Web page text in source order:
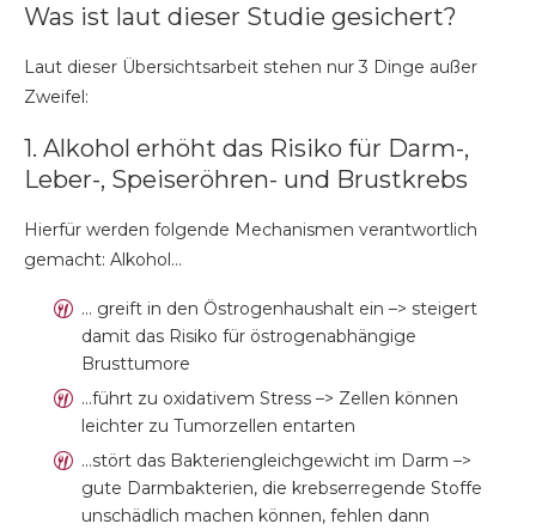
Was ist laut dieser Studie gesichert?
Laut dieser Übersichtsarbeit stehen nur 3 Dinge außer
Zweifel:
1. Alkohol erhöht das Risiko für Darm-,
Leber-, Speiseröhren- und Brustkrebs
Hierfür werden folgende Mechanismen verantwortlich
gemacht: Alkohol…
… greift in den Östrogenhaushalt ein –> steigert
damit das Risiko für östrogenabhängige
Brusttumore
…führt zu oxidativem Stress –> Zellen können
leichter zu Tumorzellen entarten
…stört das Bakteriengleichgewicht im Darm –>
gute Darmbakterien, die krebserregende Stoffe
unschädlich machen können, fehlen dann